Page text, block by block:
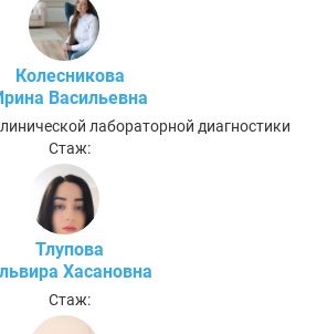
Колесникова
Васильевна
лабораторной диагностики
Стаж:
Тлупова
Хасановна
Стаж: